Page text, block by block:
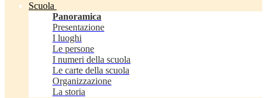
Scuola
Panoramica
Presentazione
I luoghi
Le persone
I numeri della scuola
Le carte della scuola
Organizzazione
La storia